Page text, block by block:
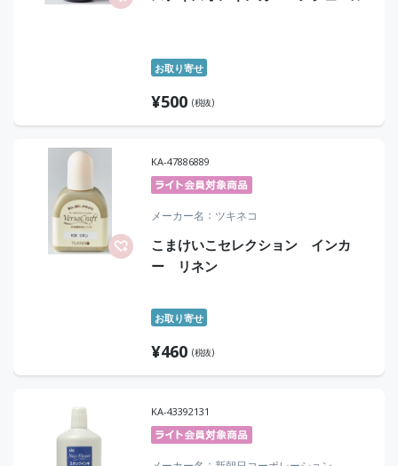
お取り寄せ
¥500 (税抜)
KA-47886889
メーカー名 ツキネコ
こまけいこセレクション インカ
ー リネン
お取り寄せ
¥460 (税抜)
KA-43392131